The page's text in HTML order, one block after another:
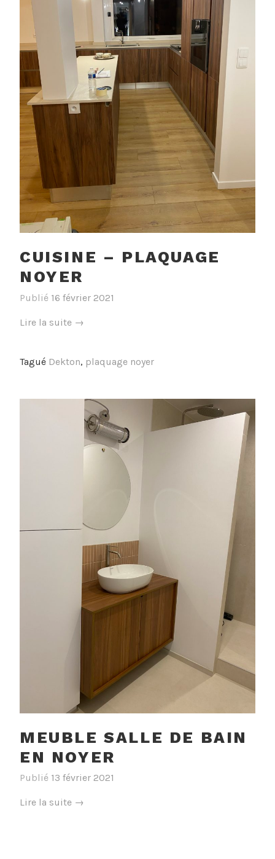
CUISINE – PLAQUAGE
NOYER
Publié 16 février 2021
Lire la suite « Cuisine
noyer »
→
Tagué Dekton, plaquage noyer
MEUBLE SALLE DE BAIN
EN NOYER
Publié 13 février 2021
Lire la suite « Meuble
→